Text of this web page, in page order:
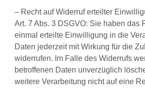
– Recht auf Widerruf erteilter
Art. 7 Abs. 3 DSGVO: Sie haben das
einmal erteilte Einwilligung in die
Daten jederzeit mit Wirkung für die
widerrufen. Im Falle des Widerrufs
betroffenen Daten unverzüglich
weitere Verarbeitung nicht auf eine